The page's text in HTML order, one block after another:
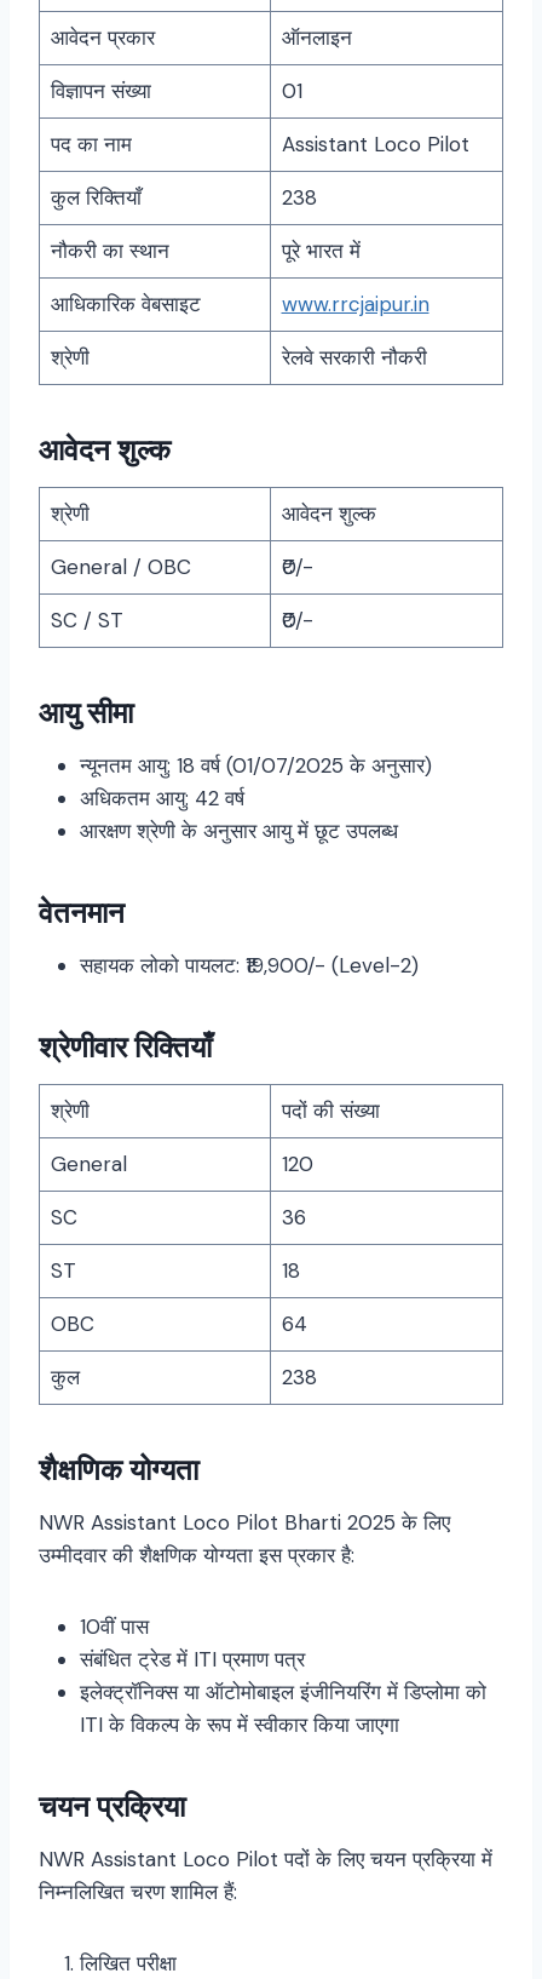
आवेदन प्रकार
ऑनलाइन
विज्ञापन संख्या
01
पद का नाम
Assistant Loco Pilot
कुल रिक्तियाँ
238
नौकरी का स्थान
पूरे भारत में
आधिकारिक वेबसाइट
www.rrcjaipur.in
श्रेणी
रेलवे सरकारी नौकरी
आवेदन शुल्क
श्रेणी
आवेदन शुल्क
General / OBC
₹0/-
SC / ST
₹0/-
आयु सीमा
न्यूनतम आयु: 18 वर्ष (01/07/2025 के अनुसार)
अधिकतम आयु: 42 वर्ष
आरक्षण श्रेणी के अनुसार आयु में छूट उपलब्ध
वेतनमान
सहायक लोको पायलट: ₹19,900/- (Level-2)
श्रेणीवार रिक्तियाँ
श्रेणी
पदों की संख्या
General
120
SC
36
ST
18
OBC
64
कुल
238
शैक्षणिक योग्यता
NWR Assistant Loco Pilot Bharti 2025 के लिए
उम्मीदवार की शैक्षणिक योग्यता इस प्रकार है:
10वीं पास
संबंधित ट्रेड में ITI प्रमाण पत्र
इलेक्ट्रॉनिक्स या ऑटोमोबाइल इंजीनियरिंग में डिप्लोमा को
ITI के विकल्प के रूप में स्वीकार किया जाएगा
चयन प्रक्रिया
NWR Assistant Loco Pilot पदों के लिए चयन प्रक्रिया में
निम्नलिखित चरण शामिल हैं:
लिखित परीक्षा